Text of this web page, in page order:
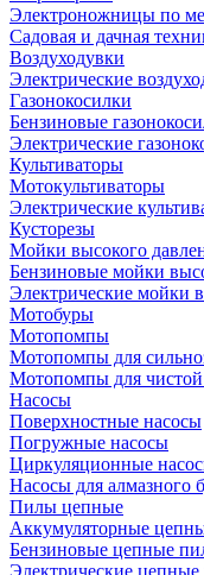
Электроножницы по
Садовая и дачная
Воздуходувки
Электрические
Газонокосилки
Бензиновые
Электрические
Культиваторы
Мотокультиваторы
Электрические
Кусторезы
Мойки высокого
Бензиновые мойки
Электрические мойки
Мотобуры
Мотопомпы
Мотопомпы для
Мотопомпы для
Насосы
Поверхностные насосы
Погружные насосы
Циркуляционные
Насосы для алмазного
Пилы цепные
Аккумуляторные
Бензиновые цепные
Электрические